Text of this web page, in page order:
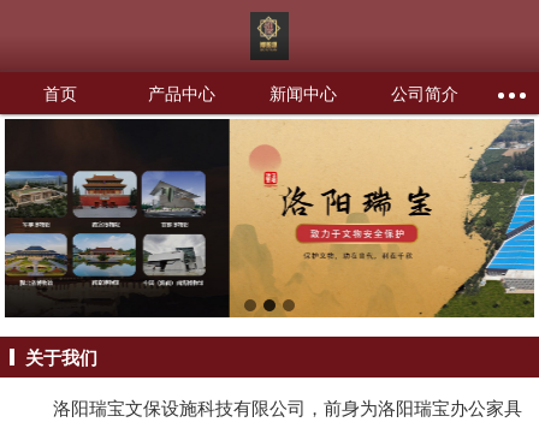
首页 产品中心 新闻中心 公司简介
关于我们
洛阳瑞宝文保设施科技有限公司，前身为洛阳瑞宝办公家具